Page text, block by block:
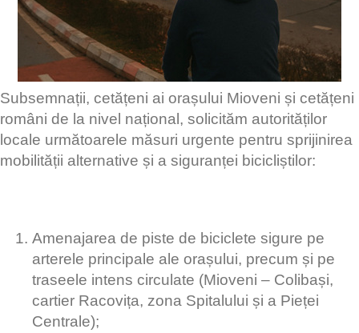
Subsemnații, cetățeni ai orașului Mioveni și cetățeni
români de la nivel național, solicităm autorităților
locale următoarele măsuri urgente pentru sprijinirea
mobilității alternative și a siguranței bicicliștilor:
Amenajarea de piste de biciclete sigure pe
arterele principale ale orașului, precum și pe
traseele intens circulate (Mioveni – Colibași,
cartier Racovița, zona Spitalului și a Pieței
Centrale);